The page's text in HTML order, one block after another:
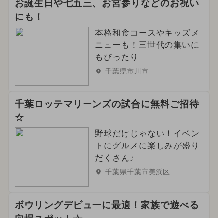
お誕生日や七五三、お宮参りなどのお祝い
にも！
本格和食コースやキッズメ
ニューも！三世代の集いに
もぴったり
千葉県市川市
千葉ロッテマリーンズの試合に無料ご招待
☆
野球だけじゃない！イベン
トにグルメに楽しみが盛り
だくさん♪
千葉県千葉市美浜区
ボウリングデビューに最適！家族で遊べる